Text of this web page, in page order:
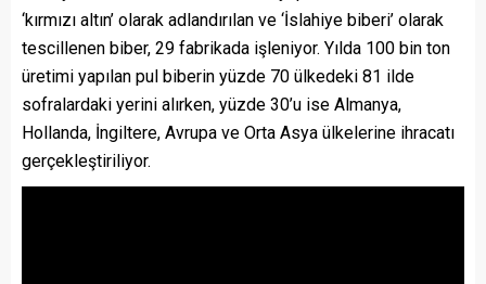
‘kırmızı altın’ olarak adlandırılan ve ‘İslahiye biberi’ olarak
tescillenen biber, 29 fabrikada işleniyor. Yılda 100 bin ton
üretimi yapılan pul biberin yüzde 70 ülkedeki 81 ilde
sofralardaki yerini alırken, yüzde 30’u ise Almanya,
Hollanda, İngiltere, Avrupa ve Orta Asya ülkelerine ihracatı
gerçekleştiriliyor.